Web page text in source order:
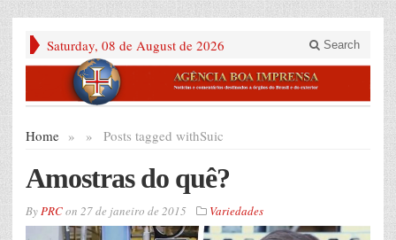
Saturday, 08 de August de 2026 Search
Home » Posts tagged with
» Suic
Amostras do quê?
ByPRCon 27 de janeiro de 2015 Variedades